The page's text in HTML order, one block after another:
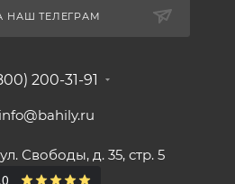
НАШ ТЕЛЕГРАМ
200-31-91
info@bahily.ru
Свободы, д. 35, стр. 5